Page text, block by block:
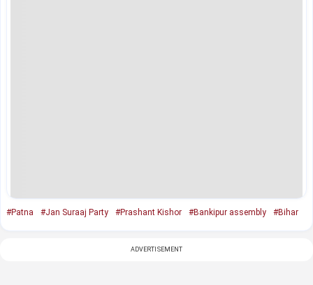
#Patna #Jan Suraaj Party #Prashant Kishor #Bankipur assembly #Bihar
ADVERTISEMENT